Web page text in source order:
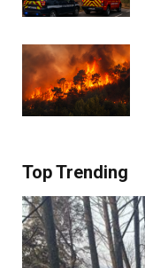
Top Trending